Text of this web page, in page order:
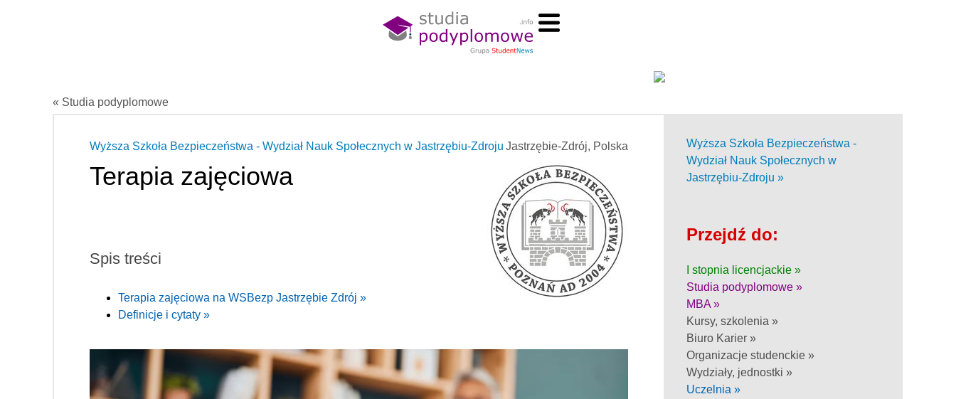
« Studia podyplomowe
Jastrzębie-Zdrój, Polska
Wyższa Szkoła Bezpieczeństwa - Wydział Nauk Społecznych w Jastrzębiu-Zdroju
Terapia zajęciowa
Spis treści
Terapia zajęciowa na WSBezp Jastrzębie Zdrój »
Definicje i cytaty »
Wyższa Szkoła Bezpieczeństwa -
Wydział Nauk Społecznych w
Jastrzębiu-Zdroju »
Przejdź do:
I stopnia licencjackie »
Studia podyplomowe »
MBA »
Kursy, szkolenia »
Biuro Karier »
Organizacje studenckie »
Wydziały, jednostki »
Uczelnia »